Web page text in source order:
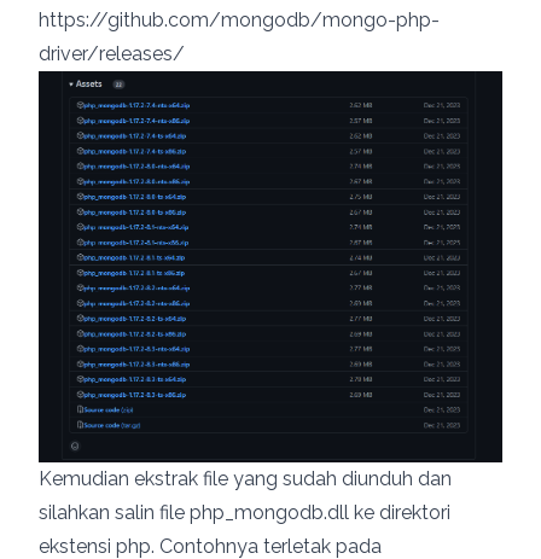
https://github.com/mongodb/mongo-php-
driver/releases/
Kemudian ekstrak file yang sudah diunduh dan
silahkan salin file php_mongodb.dll ke direktori
ekstensi php. Contohnya terletak pada